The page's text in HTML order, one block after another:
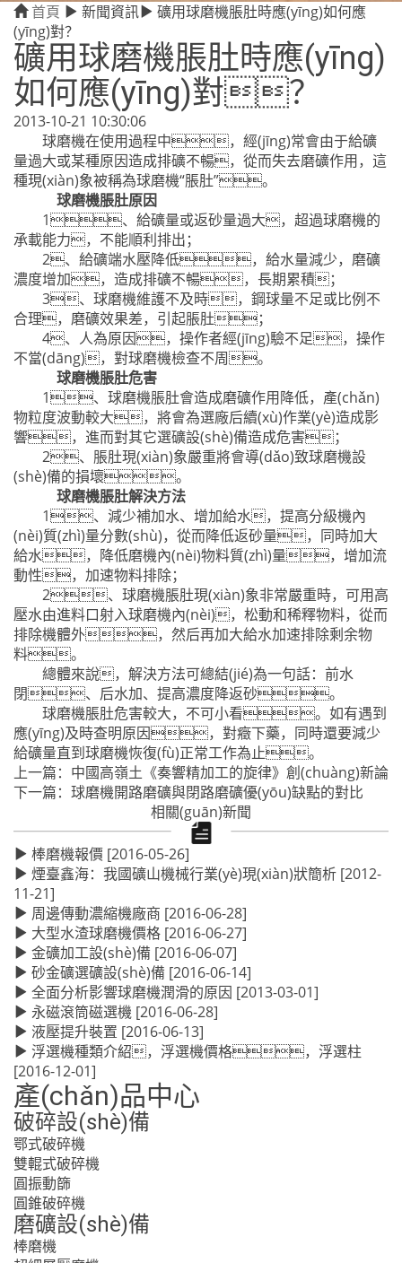
首頁 新聞資訊
礦用球磨機脹肚時應(yīng)如何應
(yīng)對？
礦用球磨機脹肚時應(yīng)
如何應(yīng)對？
2013-10-21 10:30:06
球磨機在使用過程中，經(jīng)常會由于給礦
量過大或某種原因造成排礦不暢，從而失去磨礦作用，這
種現(xiàn)象被稱為球磨機“脹肚”。
球磨機脹肚原因
1、給礦量或返砂量過大，超過球磨機的
承載能力，不能順利排出；
2、給礦端水壓降低，給水量減少，磨礦
濃度增加，造成排礦不暢，長期累積；
3、球磨機維護不及時，鋼球量不足或比例不
合理，磨礦效果差，引起脹肚；
4、人為原因，操作者經(jīng)驗不足，操作
不當(dāng)，對球磨機檢查不周。
球磨機脹肚危害
1、球磨機脹肚會造成磨礦作用降低，產(chǎn)
物粒度波動較大，將會為選廠后續(xù)作業(yè)造成影
響，進而對其它選礦設(shè)備造成危害；
2、脹肚現(xiàn)象嚴重將會導(dǎo)致球磨機設
(shè)備的損壞。
球磨機脹肚解決方法
1、減少補加水、增加給水，提高分級機內
(nèi)質(zhì)量分數(shù)，從而降低返砂量，同時加大
給水，降低磨機內(nèi)物料質(zhì)量，增加流
動性，加速物料排除；
2、球磨機脹肚現(xiàn)象非常嚴重時，可用高
壓水由進料口射入球磨機內(nèi)，松動和稀釋物料，從而
排除機體外，然后再加大給水加速排除剩余物
料。
總體來說，解決方法可總結(jié)為一句話：前水
閉、后水加、提高濃度降返砂。
球磨機脹肚危害較大，不可小看。如有遇到
應(yīng)及時查明原因，對癥下藥，同時還要減少
給礦量直到球磨機恢復(fù)正常工作為止。
上一篇： 中國高嶺土《奏響精加工的旋律》創(chuàng)新論
下一篇： 球磨機開路磨礦與閉路磨礦優(yōu)缺點的對比
相關(guān)新聞
棒磨機報價 [2016-05-26]
煙臺鑫海：我國礦山機械行業(yè)現(xiàn)狀簡析 [2012-
11-21]
周邊傳動濃縮機廠商 [2016-06-28]
大型水渣球磨機價格 [2016-06-27]
金礦加工設(shè)備 [2016-06-07]
砂金礦選礦設(shè)備 [2016-06-14]
全面分析影響球磨機潤滑的原因 [2013-03-01]
永磁滾筒磁選機 [2016-06-28]
液壓提升裝置 [2016-06-13]
浮選機種類介紹，浮選機價格，浮選柱
[2016-12-01]
產(chǎn)品中心
破碎設(shè)備
鄂式破碎機
雙輥式破碎機
圓振動篩
圓錐破碎機
磨礦設(shè)備
棒磨機